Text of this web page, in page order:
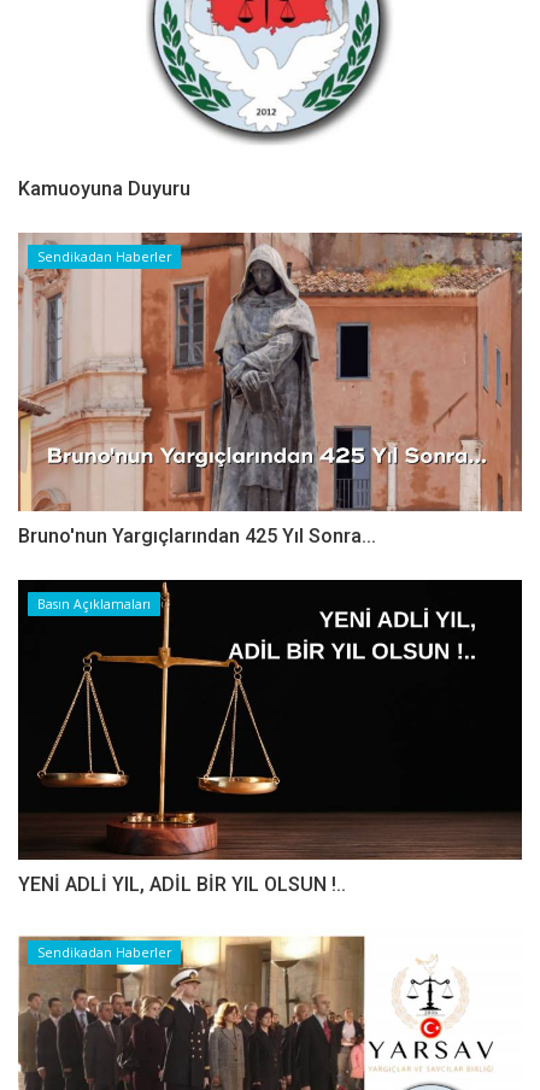
Kamuoyuna Duyuru
Sendikadan Haberler
Bruno'nun Yargıçlarından 425 Yıl Sonra...
Basın Açıklamaları
YENİ ADLİ YIL, ADİL BİR YIL OLSUN !..
Sendikadan Haberler